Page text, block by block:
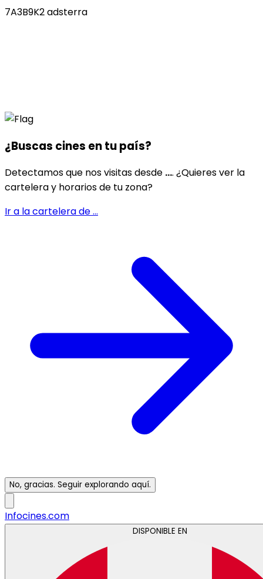
7A3B9K2 adsterra
¿Buscas cines entu país?
Detectamos que nos visitas desde .... ¿Quieres ver la
cartelera y horarios de tu zona?
Ir a la cartelera de...
No, gracias. Seguir explorando aquí.
Infocines.com
DISPONIBLE EN